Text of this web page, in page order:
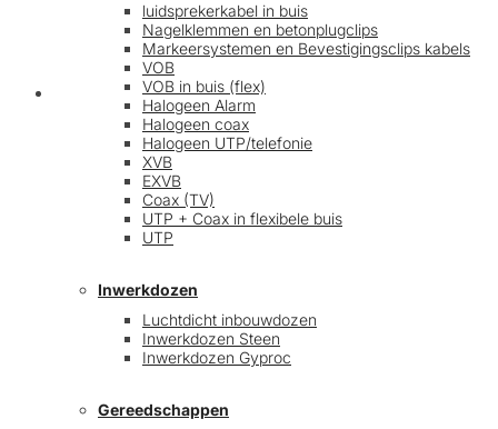
Mijn account
luidsprekerkabel in buis
Nagelklemmen en betonplugclips
Markeersystemen en Bevestigingsclips kabels
VOB
VOB in buis (flex)
Halogeen Alarm
Halogeen coax
Halogeen UTP/telefonie
XVB
EXVB
Coax (TV)
UTP + Coax in flexibele buis
UTP
Inwerkdozen
Luchtdicht inbouwdozen
Inwerkdozen Steen
Inwerkdozen Gyproc
Gereedschappen